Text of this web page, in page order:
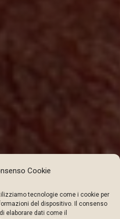
Cookie
tecnologie come i cookie per
del dispositivo. Il consenso
elaborare dati come il